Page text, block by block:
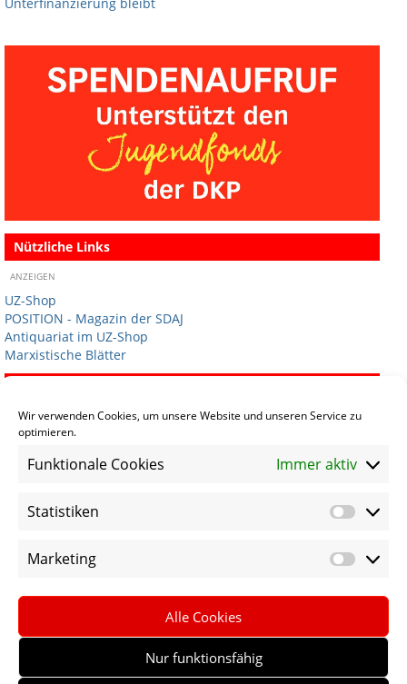
Wir verwenden Cookies, um unsere Website und unseren Service zu
optimieren.
Funktionale Cookies Immer aktiv
Statistiken
Marketing
Alle Cookies
Nur funktionsfähig
Nützliche Links
ANZEIGEN
UZ-Shop
POSITION - Magazin der SDAJ
Antiquariat im UZ-Shop
Marxistische Blätter
Termin eintragen